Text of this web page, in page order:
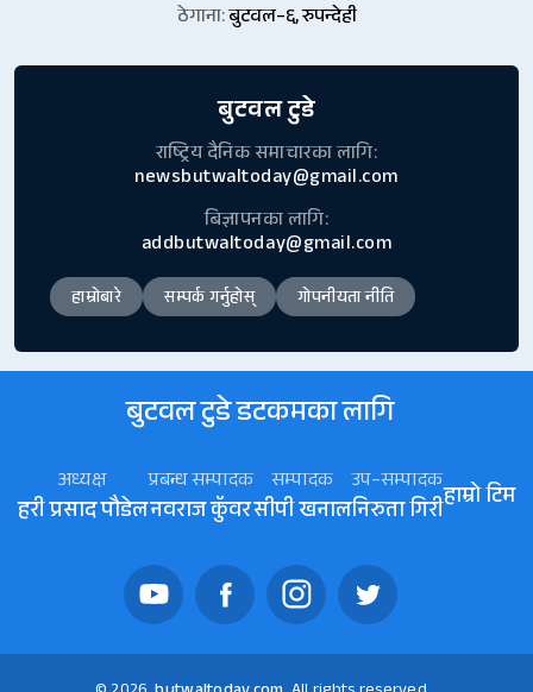
ठेगाना:बुटवल–६, रुपन्देही
बुटवल टुडे
राष्ट्रिय दैनिक समाचारका लागि:
newsbutwaltoday@gmail.com
बिज्ञापनका लागि:
addbutwaltoday@gmail.com
हाम्रोबारे सम्पर्क गर्नुहोस् गोपनीयता नीति
बुटवल टुडे डटकमका लागि
अध्यक्ष
हरी प्रसाद पौडेल
प्रबन्ध सम्पादक
नवराज कॅुवर
सम्पादक
सीपी खनाल
उप–सम्पादक
निरुता गिरीहाम्रो टिम